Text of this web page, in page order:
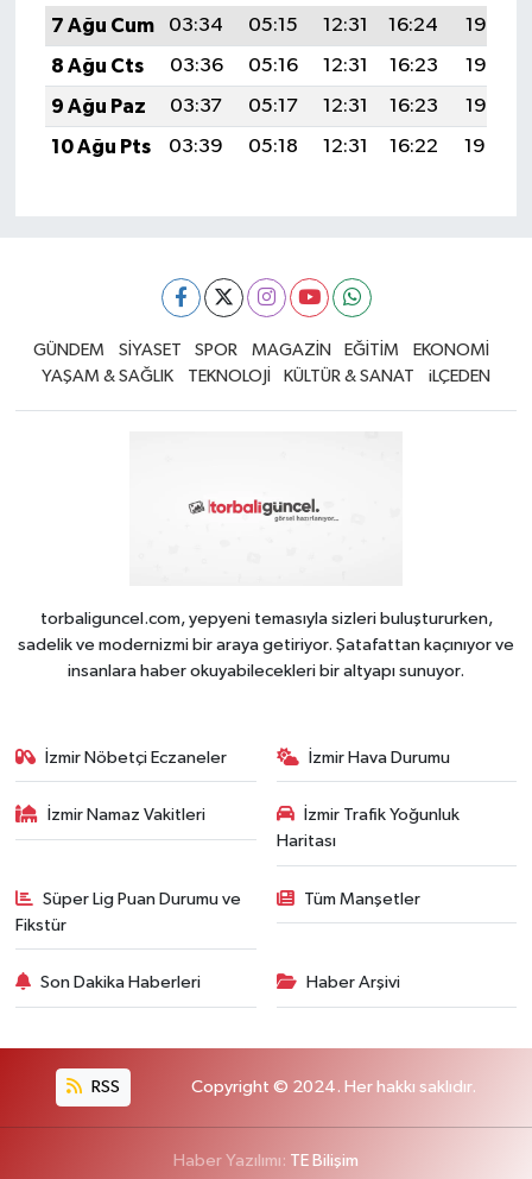
7 Ağu Cum
03:34 05:15 12:31 16:24
19:38
8 Ağu Cts
03:36 05:16 12:31 16:23
19:36
9 Ağu Paz
03:37 05:17 12:31 16:23
19:35
10 Ağu Pts
03:39 05:18 12:31 16:22 19:34
GÜNDEM SİYASET SPOR MAGAZİN EĞİTİM
EKONOMİ
YAŞAM & SAĞLIK
TEKNOLOJİ KÜLTÜR & SANAT iLÇEDEN
torbaliguncel.com, yepyeni temasıyla sizleri buluştururken,
sadelik ve modernizmi bir araya getiriyor. Şatafattan kaçınıyor ve
insanlara haber okuyabilecekleri bir altyapı sunuyor.
İzmir Nöbetçi Eczaneler İzmir Hava Durumu
İzmir Namaz Vakitleri
İzmir Trafik Yoğunluk
Haritası
Süper Lig Puan Durumu ve
Fikstür
Tüm Manşetler
Son Dakika Haberleri Haber Arşivi
RSS Copyright © 2024. Her hakkı saklıdır.
Haber Yazılımı: TE Bilişim